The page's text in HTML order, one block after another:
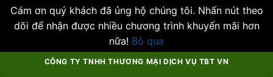
Cám ơn quý khách đã ủng hộ chúng tôi. Nhấn nút theo
dõi để nhận được nhiều chương trình khuyến mãi hơn
nữa! Bỏ qua
CÔNG TY TNHH THƯƠNG MẠI DỊCH VỤ TBT VN